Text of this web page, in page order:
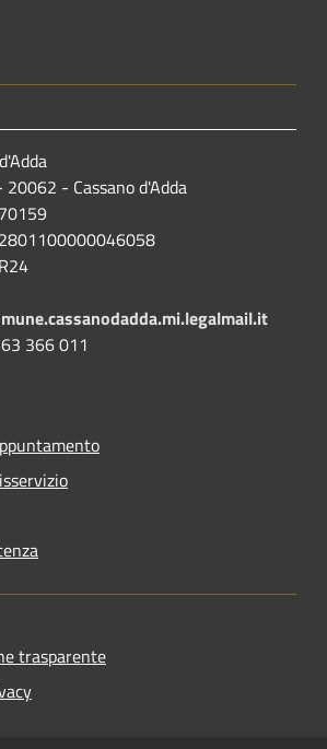
- Cassano d'Adda
366 011
trasparente